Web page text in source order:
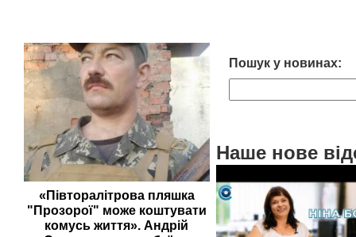
«Півторалітрова пляшка
"Прозорої" може коштувати
комусь життя». Андрій
Пошук у новинах:
Наше нове